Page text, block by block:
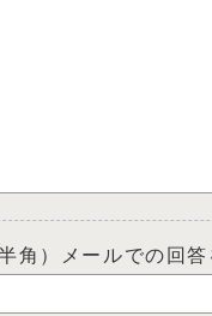
角）メールでの回